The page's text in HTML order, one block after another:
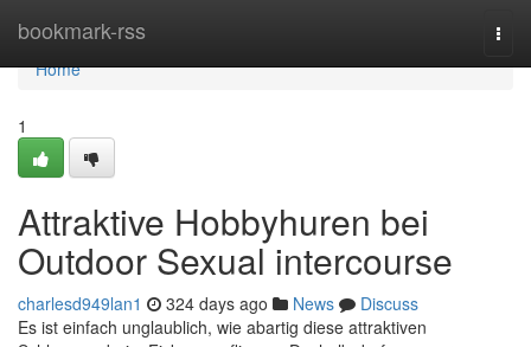
bookmark-rss
Home
Home
1
Attraktive Hobbyhuren bei
Outdoor Sexual intercourse
charlesd949lan1 324 days ago News
Discuss
Es ist einfach unglaublich, wie abartig diese attraktiven